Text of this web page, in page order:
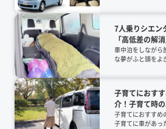
れる魅力について
7人乗りシエン
「高低差の解
で作れる簡易
車中泊をしなが
な夢がふと頭をよ
た結論は、7人乗
イントは「フルフ
いうものでした。
で車中泊するため
子育てにおす
介！子育て時
子育てにおすすめ
子育てに車があっ